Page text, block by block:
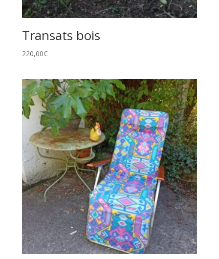
Transats bois
220,00€